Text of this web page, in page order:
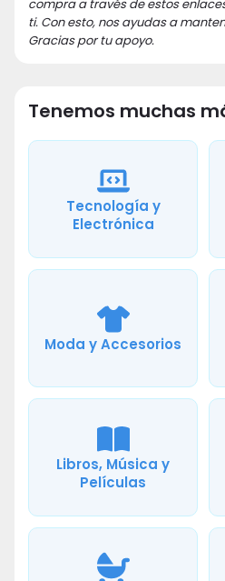
compra a través de estos
ti. Con esto, nos ayudas a
Gracias por tu apoyo.
Tenemos muchas
Tecnología y
Electrónica
Moda y Accesorios
Libros, Música y
Películas